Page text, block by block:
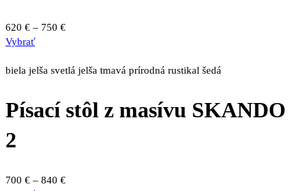
620 € – 750 €Price
through
VybraťTento
má
Možnosti
stránke
biela jelša svetlá jelša tmavá prírodná rustikal šedá
Písací stôl z masívu SKANDO
2
700 € – 840 €Price